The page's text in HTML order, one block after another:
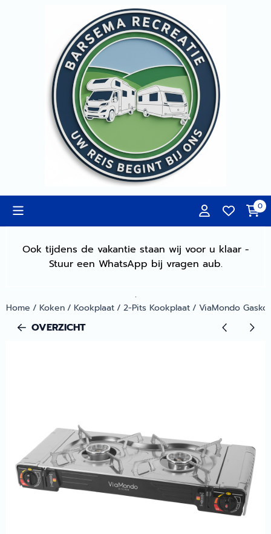
Cookievoorkeuren zijn momenteel gesloten.
0
Ook tijdens de vakantie staan wij voor u klaar -
Stuur een WhatsApp bij vragen aub.
.
Home / Koken/ Kookplaat/ 2-Pits Kookplaat/ ViaMondo
OVERZICHT